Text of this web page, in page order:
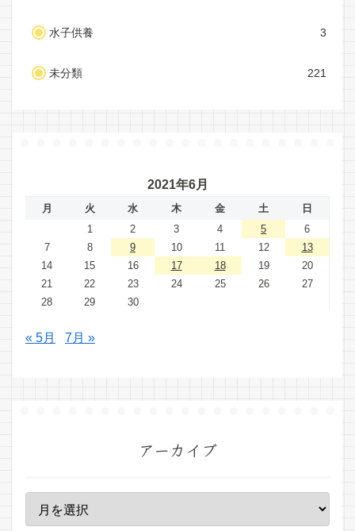
水子供養 3
未分類 221
2021年6月
月 火 水 木 金 土
日
1
2 3 4 5
6
7
8 9 10 11 12
13
14
15 16 17 18 19
20
21
22 23 24 25 26
27
28
29 30
« 5月 7月 »
アーカイブ